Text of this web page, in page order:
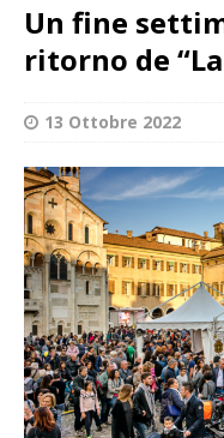
Un fine
ritorno de
13 Ottobre 2022